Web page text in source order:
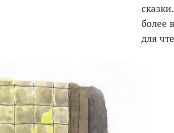
более
для